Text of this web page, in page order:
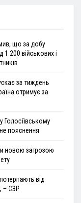
що за добу
1 200 військових і
за тиждень
отримує за
Голосіївському
пояснення
новою загрозою
від
– СЗР